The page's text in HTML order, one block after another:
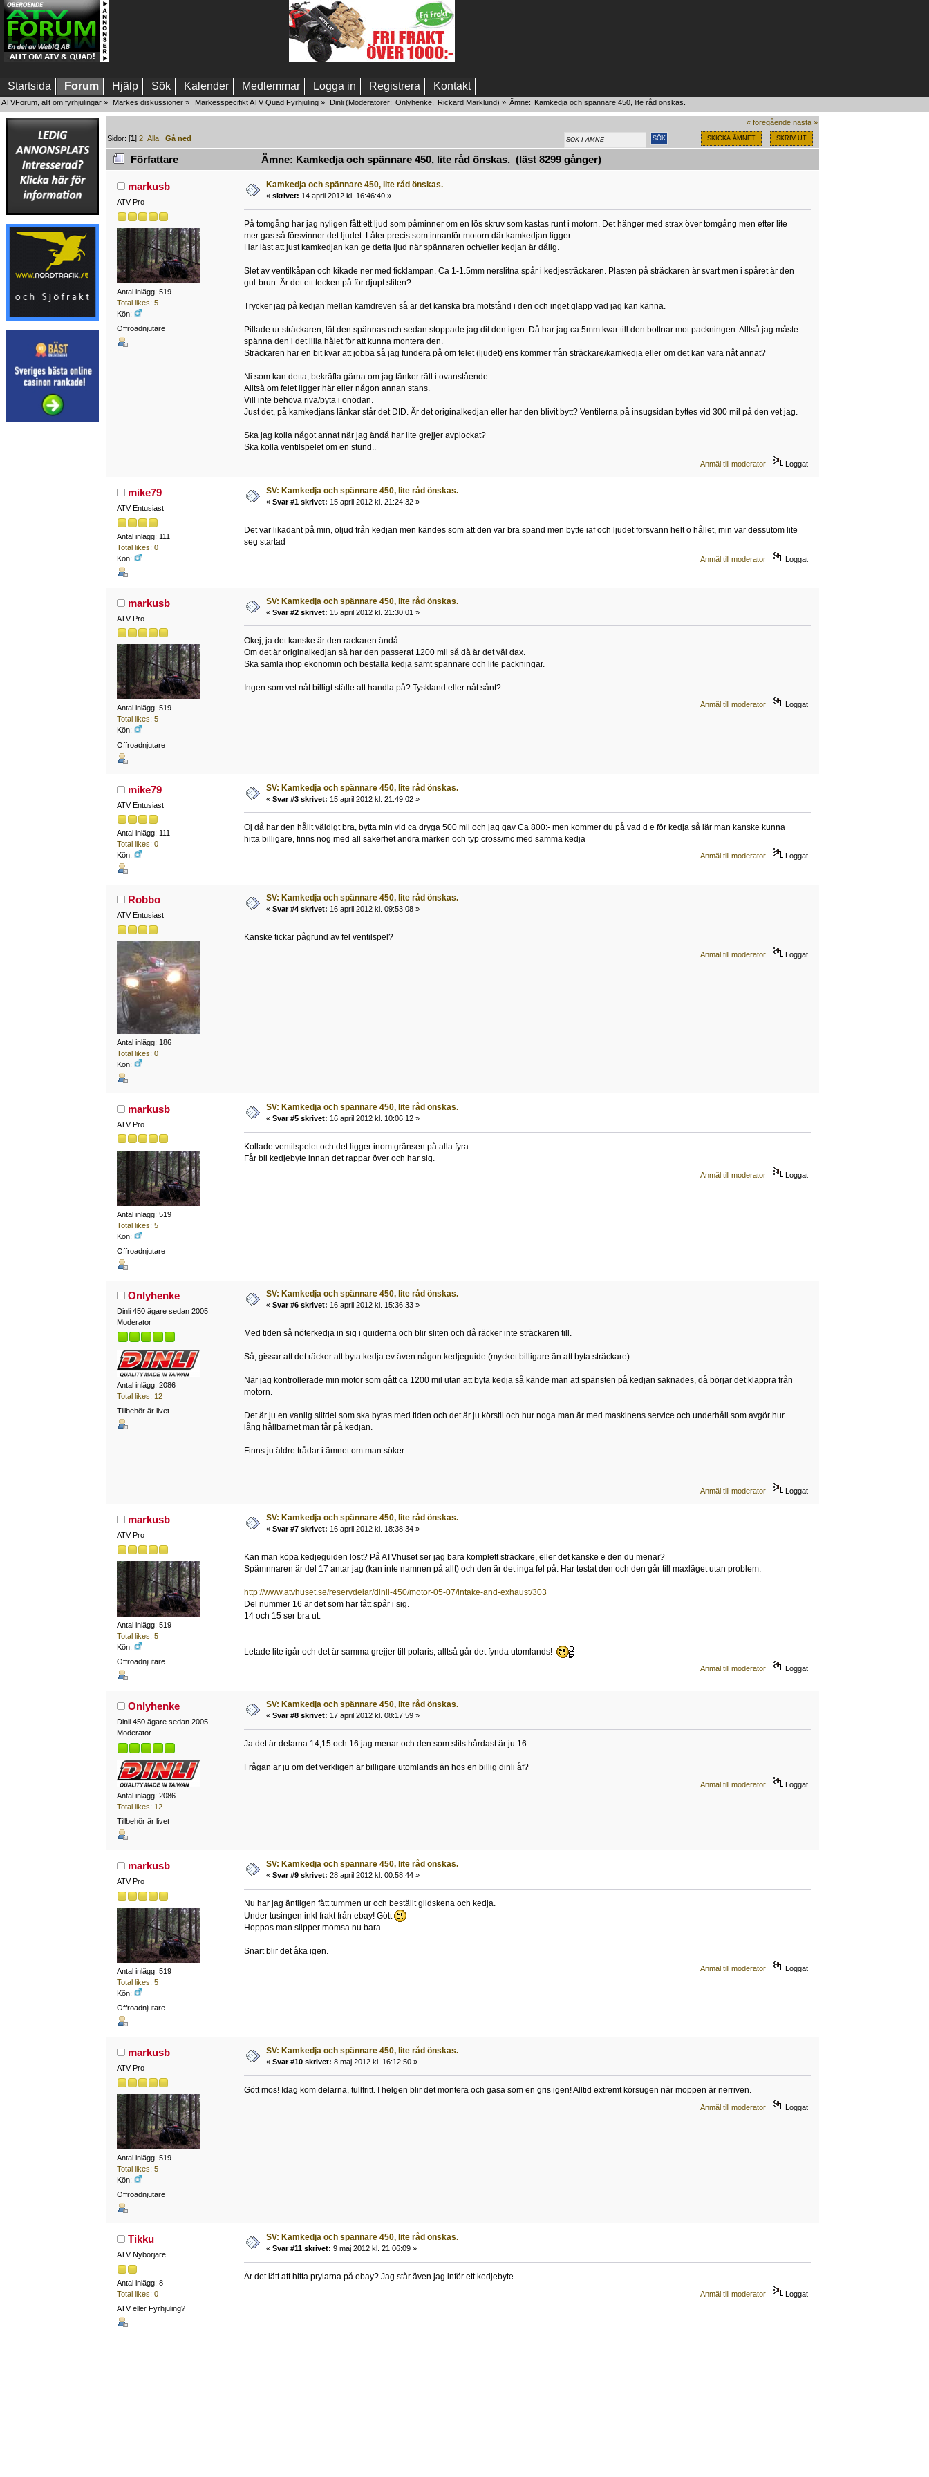
Startsida Forum Hjälp Sök Kalender Medlemmar Logga in Registrera Kontakt
ATVForum, allt om fyrhjulingar » Märkes diskussioner » Märkesspecifikt ATV Quad Fyrhjuling» Dinli(Moderatorer: Onlyhenke, Rickard Marklund) » Ämne: Kamkedja och spännare 450, lite råd önskas.
« föregående nästa »
SKICKA ÄMNET SKRIV UT
Sidor: [1]2 Alla Gå ned
Författare Ämne: Kamkedja och spännare 450, lite råd önskas. (läst 8299 gånger)
markusb
ATV Pro
Antal inlägg: 519
Total likes: 5
Kön:
Offroadnjutare
Kamkedja och spännare 450, lite råd önskas.
« skrivet: 14 april 2012 kl. 16:46:40 »
På tomgång har jag nyligen fått ett ljud som påminner om en lös skruv som kastas runt i motorn. Det hänger med strax över tomgång men efter lite
mer gas så försvinner det ljudet. Låter precis som innanför motorn där kamkedjan ligger.
Har läst att just kamkedjan kan ge detta ljud när spännaren och/eller kedjan är dålig.
Slet av ventilkåpan och kikade ner med ficklampan. Ca 1-1.5mm nerslitna spår i kedjesträckaren. Plasten på sträckaren är svart men i spåret är den
gul-brun. Är det ett tecken på för djupt sliten?
Trycker jag på kedjan mellan kamdreven så är det kanska bra motstånd i den och inget glapp vad jag kan känna.
Pillade ur sträckaren, lät den spännas och sedan stoppade jag dit den igen. Då har jag ca 5mm kvar till den bottnar mot packningen. Alltså jag måste
spänna den i det lilla hålet för att kunna montera den.
Sträckaren har en bit kvar att jobba så jag fundera på om felet (ljudet) ens kommer från sträckare/kamkedja eller om det kan vara nåt annat?
Ni som kan detta, bekräfta gärna om jag tänker rätt i ovanstående.
Alltså om felet ligger här eller någon annan stans.
Vill inte behöva riva/byta i onödan.
Just det, på kamkedjans länkar står det DID. Är det originalkedjan eller har den blivit bytt? Ventilerna på insugsidan byttes vid 300 mil på den vet jag.
Ska jag kolla något annat när jag ändå har lite grejjer avplockat?
Ska kolla ventilspelet om en stund..
Anmäl till moderator Loggat
mike79
ATV Entusiast
Antal inlägg: 111
Total likes: 0
Kön:
SV: Kamkedja och spännare 450, lite råd önskas.
« Svar #1 skrivet: 15 april 2012 kl. 21:24:32 »
Det var likadant på min, oljud från kedjan men kändes som att den var bra spänd men bytte iaf och ljudet försvann helt o hållet, min var dessutom lite
seg startad
Anmäl till moderator Loggat
markusb
ATV Pro
Antal inlägg: 519
Total likes: 5
Kön:
Offroadnjutare
SV: Kamkedja och spännare 450, lite råd önskas.
« Svar #2 skrivet: 15 april 2012 kl. 21:30:01 »
Okej, ja det kanske är den rackaren ändå.
Om det är originalkedjan så har den passerat 1200 mil så då är det väl dax.
Ska samla ihop ekonomin och beställa kedja samt spännare och lite packningar.
Ingen som vet nåt billigt ställe att handla på? Tyskland eller nåt sånt?
Anmäl till moderator Loggat
mike79
ATV Entusiast
Antal inlägg: 111
Total likes: 0
Kön:
SV: Kamkedja och spännare 450, lite råd önskas.
« Svar #3 skrivet: 15 april 2012 kl. 21:49:02 »
Oj då har den hållt väldigt bra, bytta min vid ca dryga 500 mil och jag gav Ca 800:- men kommer du på vad d e för kedja så lär man kanske kunna
hitta billigare, finns nog med all säkerhet andra märken och typ cross/mc med samma kedja
Anmäl till moderator Loggat
Robbo
ATV Entusiast
Antal inlägg: 186
Total likes: 0
Kön:
SV: Kamkedja och spännare 450, lite råd önskas.
« Svar #4 skrivet: 16 april 2012 kl. 09:53:08 »
Kanske tickar pågrund av fel ventilspel?
Anmäl till moderator Loggat
markusb
ATV Pro
Antal inlägg: 519
Total likes: 5
Kön:
Offroadnjutare
SV: Kamkedja och spännare 450, lite råd önskas.
« Svar #5 skrivet: 16 april 2012 kl. 10:06:12 »
Kollade ventilspelet och det ligger inom gränsen på alla fyra.
Får bli kedjebyte innan det rappar över och har sig.
Anmäl till moderator Loggat
Onlyhenke
Dinli 450 ägare sedan 2005
Moderator
Antal inlägg: 2086
Total likes: 12
Tillbehör är livet
SV: Kamkedja och spännare 450, lite råd önskas.
« Svar #6 skrivet: 16 april 2012 kl. 15:36:33 »
Med tiden så nöterkedja in sig i guiderna och blir sliten och då räcker inte sträckaren till.
Så, gissar att det räcker att byta kedja ev även någon kedjeguide (mycket billigare än att byta sträckare)
När jag kontrollerade min motor som gått ca 1200 mil utan att byta kedja så kände man att spänsten på kedjan saknades, då börjar det klappra från
motorn.
Det är ju en vanlig slitdel som ska bytas med tiden och det är ju körstil och hur noga man är med maskinens service och underhåll som avgör hur
lång hållbarhet man får på kedjan.
Finns ju äldre trådar i ämnet om man söker
Anmäl till moderator Loggat
markusb
ATV Pro
Antal inlägg: 519
Total likes: 5
Kön:
Offroadnjutare
SV: Kamkedja och spännare 450, lite råd önskas.
« Svar #7 skrivet: 16 april 2012 kl. 18:38:34 »
Kan man köpa kedjeguiden löst? På ATVhuset ser jag bara komplett sträckare, eller det kanske e den du menar?
Spämnnaren är del 17 antar jag (kan inte namnen på allt) och den är det inga fel på. Har testat den och den går till maxläget utan problem.
http://www.atvhuset.se/reservdelar/dinli-450/motor-05-07/intake-and-exhaust/303
Del nummer 16 är det som har fått spår i sig.
14 och 15 ser bra ut.
Letade lite igår och det är samma grejjer till polaris, alltså går det fynda utomlands!
Anmäl till moderator Loggat
Onlyhenke
Dinli 450 ägare sedan 2005
Moderator
Antal inlägg: 2086
Total likes: 12
Tillbehör är livet
SV: Kamkedja och spännare 450, lite råd önskas.
« Svar #8 skrivet: 17 april 2012 kl. 08:17:59 »
Ja det är delarna 14,15 och 16 jag menar och den som slits hårdast är ju 16
Frågan är ju om det verkligen är billigare utomlands än hos en billig dinli åf?
Anmäl till moderator Loggat
markusb
ATV Pro
Antal inlägg: 519
Total likes: 5
Kön:
Offroadnjutare
SV: Kamkedja och spännare 450, lite råd önskas.
« Svar #9 skrivet: 28 april 2012 kl. 00:58:44 »
Nu har jag äntligen fått tummen ur och beställt glidskena och kedja.
Under tusingen inkl frakt från ebay! Gött
Hoppas man slipper momsa nu bara...
Snart blir det åka igen.
Anmäl till moderator Loggat
markusb
ATV Pro
Antal inlägg: 519
Total likes: 5
Kön:
Offroadnjutare
SV: Kamkedja och spännare 450, lite råd önskas.
« Svar #10 skrivet: 8 maj 2012 kl. 16:12:50 »
Gött mos! Idag kom delarna, tullfritt. I helgen blir det montera och gasa som en gris igen! Alltid extremt körsugen när moppen är nerriven.
Anmäl till moderator Loggat
Tikku
ATV Nybörjare
Antal inlägg: 8
Total likes: 0
ATV eller Fyrhjuling?
SV: Kamkedja och spännare 450, lite råd önskas.
« Svar #11 skrivet: 9 maj 2012 kl. 21:06:09 »
Är det lätt att hitta prylarna på ebay? Jag står även jag inför ett kedjebyte.
Anmäl till moderator Loggat